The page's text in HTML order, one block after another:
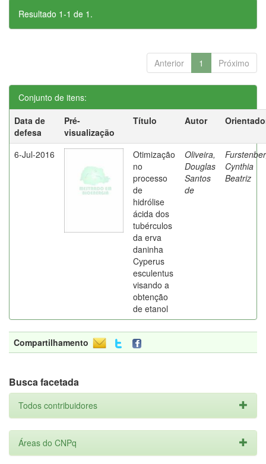
Resultado 1-1 de 1.
Anterior 1 Próximo
Conjunto de itens:
Data de
defesa
Pré-
visualização
Título Autor
6-Jul-2016
Otimização
no
processo
de
hidrólise
ácida dos
tubérculos
da erva
daninha
Cyperus
esculentus
visando a
obtenção
de etanol
Oliveira,
Douglas
Santos
de
Cynthia
Beatriz
Compartilhamento
Busca facetada
Todos contribuidores
Áreas do CNPq